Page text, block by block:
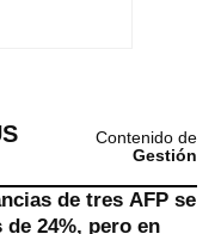
Contenido de
Gestión
de tres AFP se
24%, pero en